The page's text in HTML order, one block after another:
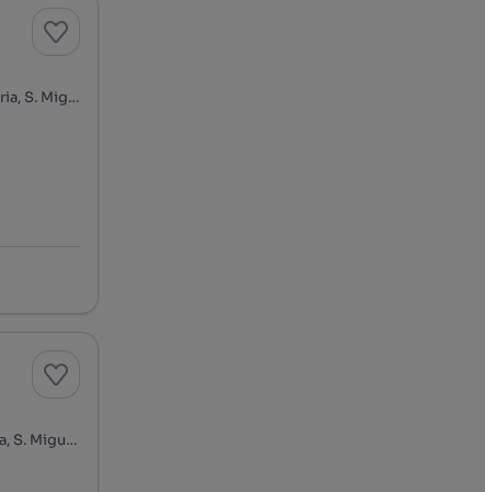
Rua Soldados da Paz, Centro de Sintra - Portela de Sintra, S. Maria, S. Miguel, S. Martinho e S. Pedro de Penaferrim, Sintra, Lisboa
Rua Conde Ferreira, Centro de Sintra - Portela de Sintra, S. Maria, S. Miguel, S. Martinho e S. Pedro de Penaferrim, Sintra, Lisboa